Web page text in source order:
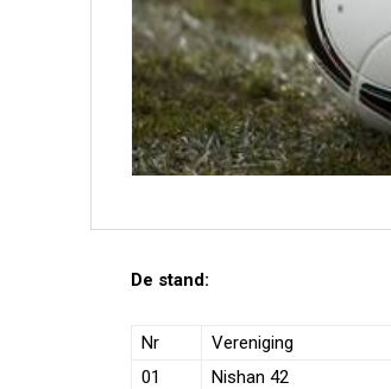
De stand:
Nr Vereniging
01
Nishan 42